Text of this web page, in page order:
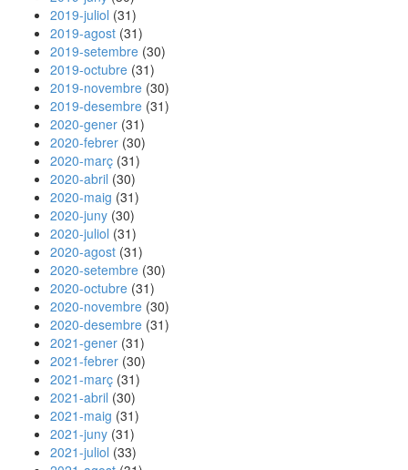
2019-juliol (31)
2019-agost (31)
2019-setembre (30)
2019-octubre (31)
2019-novembre (30)
2019-desembre (31)
2020-gener (31)
2020-febrer (30)
2020-març (31)
2020-abril (30)
2020-maig (31)
2020-juny (30)
2020-juliol (31)
2020-agost (31)
2020-setembre (30)
2020-octubre (31)
2020-novembre (30)
2020-desembre (31)
2021-gener (31)
2021-febrer (30)
2021-març (31)
2021-abril (30)
2021-maig (31)
2021-juny (31)
2021-juliol (33)